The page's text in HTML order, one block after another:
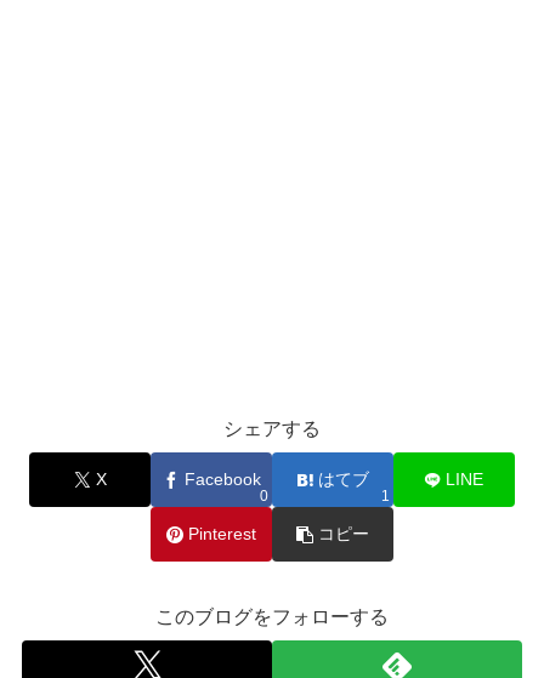
シェアする
X Facebook
0
はてブ
1
LINE
Pinterest コピー
このブログをフォローする